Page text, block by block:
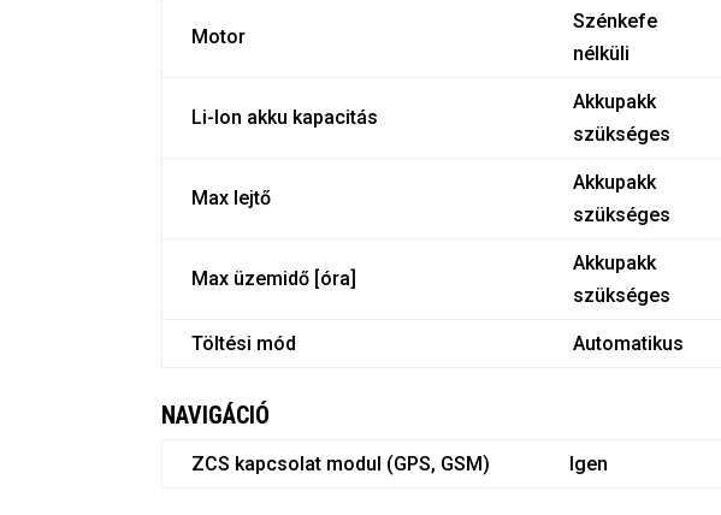
Motor
Szénkefe
nélküli
Li-Ion akku kapacitás
Akkupakk
szükséges
Max lejtő
Akkupakk
szükséges
Max üzemidő [óra]
Akkupakk
szükséges
Töltési mód Automatikus
NAVIGÁCIÓ
ZCS kapcsolat modul (GPS, GSM) Igen